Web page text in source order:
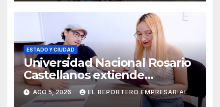
ESTADO Y CIUDAD
Universidad Nacional Rosario
Castellanos extiende
convocatoria de ingreso al 31
de agosto
AGO 5, 2026 EL REPORTERO EMPRESARIAL